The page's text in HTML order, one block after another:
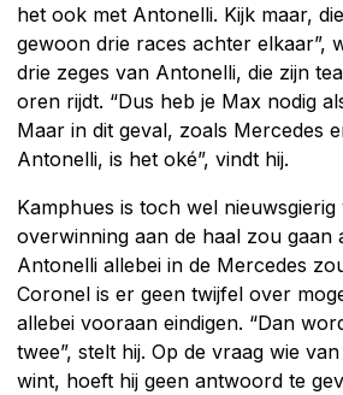
het ook met Antonelli. Kijk maar,
gewoon drie races achter elkaar”,
drie zeges van Antonelli, die zijn
oren rijdt. “Dus heb je Max nodig
Maar in dit geval, zoals Mercedes
Antonelli, is het oké”, vindt hij.
Kamphues is toch wel nieuwsgierig
overwinning aan de haal zou gaan
Antonelli allebei in de Mercedes
Coronel is er geen twijfel over
allebei vooraan eindigen. “Dan
twee”, stelt hij. Op de vraag wie
wint, hoeft hij geen antwoord te